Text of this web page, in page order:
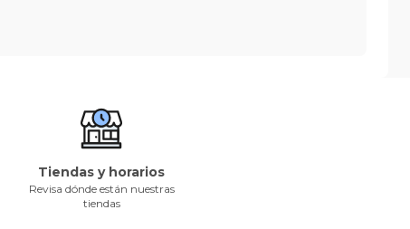
Tiendas y horarios
Revisa dónde están nuestras
tiendas